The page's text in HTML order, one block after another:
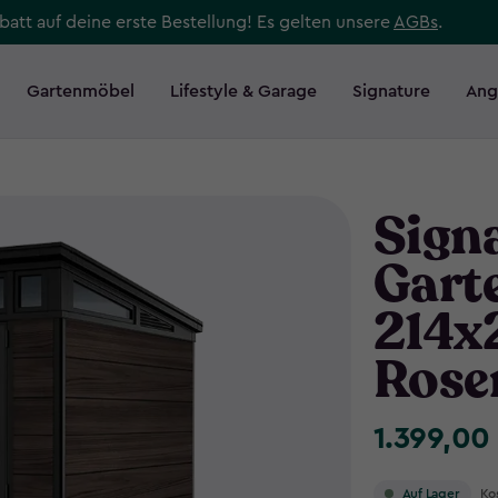
auf deine erste Bestellung! Es gelten unsere AGBs.
Gartenmöbel Lifestyle & Garage Signature
1.399,00
Auf Lager